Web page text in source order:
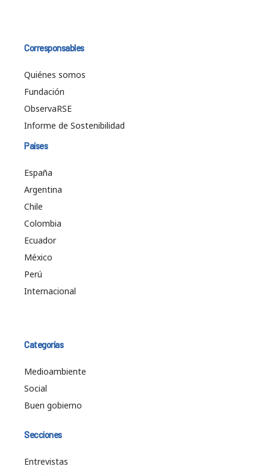
Corresponsables
Quiénes somos
Fundación
ObservaRSE
Informe de Sostenibilidad
Países
España
Argentina
Chile
Colombia
Ecuador
México
Perú
Internacional
Categorías
Medioambiente
Social
Buen gobierno
Secciones
Entrevistas